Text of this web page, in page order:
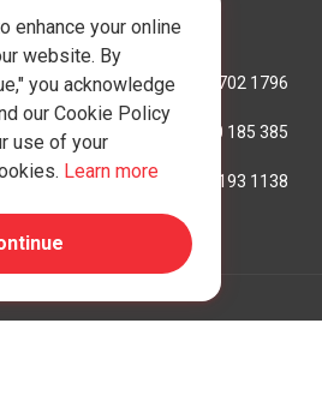
enhance your online
website. By
you acknowledge
our Cookie Policy
use of your
Learn more
Sie uns an:
+852 3702 1796
+61 390 185 385
Königreich: +44 207 193 1138